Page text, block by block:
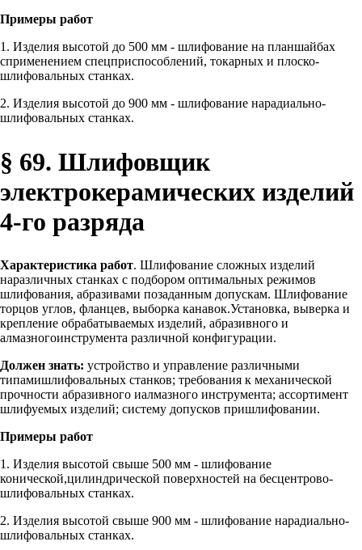
Примеры работ
1. Изделия высотой до 500 мм - шлифование на планшайбах
сприменением спецприспособлений, токарных и плоско-
шлифовальных станках.
2. Изделия высотой до 900 мм - шлифование нарадиально-
шлифовальных станках.
§ 69. Шлифовщик
электрокерамических изделий
4-го разряда
Характеристика работ. Шлифование сложных изделий
наразличных станках с подбором оптимальных режимов
шлифования, абразивами позаданным допускам. Шлифование
торцов углов, фланцев, выборка канавок.Установка, выверка и
крепление обрабатываемых изделий, абразивного и
алмазногоинструмента различной конфигурации.
Должен знать: устройство и управление различными
типамишлифовальных станков; требования к механической
прочности абразивного иалмазного инструмента; ассортимент
шлифуемых изделий; систему допусков пришлифовании.
Примеры работ
1. Изделия высотой свыше 500 мм - шлифование
конической,цилиндрической поверхностей на бесцентрово-
шлифовальных станках.
2. Изделия высотой свыше 900 мм - шлифование нарадиально-
шлифовальных станках.